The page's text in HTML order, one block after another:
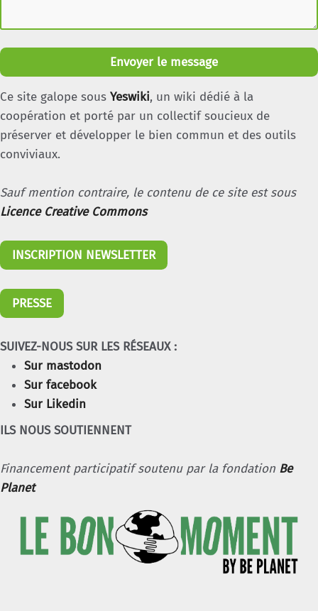
Envoyer le message
Ce site galope sous Yeswiki, un wiki dédié à la
coopération et porté par un collectif soucieux de
préserver et développer le bien commun et des outils
conviviaux.
Sauf mention contraire, le contenu de ce site est sous
Licence Creative Commons
INSCRIPTION NEWSLETTER
PRESSE
SUIVEZ-NOUS SUR LES RÉSEAUX :
Sur mastodon
Sur facebook
Sur Likedin
ILS NOUS SOUTIENNENT
Financement participatif soutenu par la fondation Be
Planet